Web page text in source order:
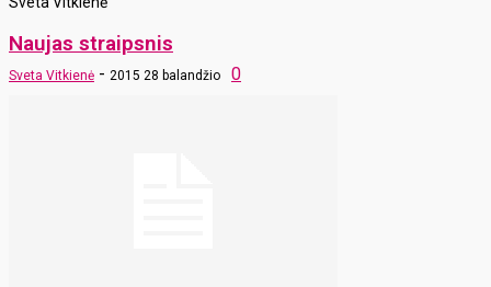
Naujas straipsnis
Sveta Vitkienė - 2015 28 balandžio 0